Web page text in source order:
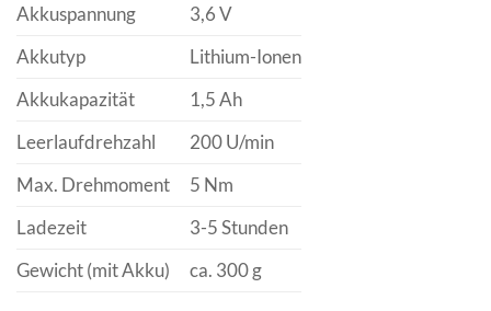
Akkuspannung
3,6 V
Akkutyp
Lithium-Ionen
Akkukapazität
1,5 Ah
Leerlaufdrehzahl
200 U/min
Max. Drehmoment
5 Nm
Ladezeit
3-5 Stunden
Gewicht (mit Akku)
ca. 300 g